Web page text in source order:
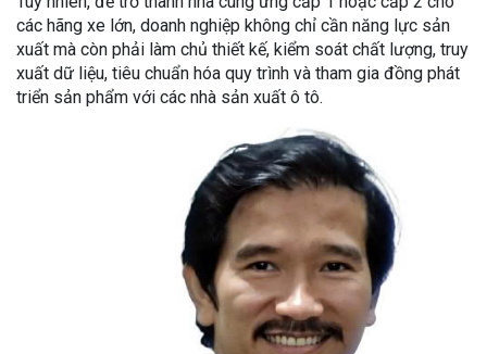
các hãng xe lớn, doanh nghiệp không chỉ cần năng lực sản
xuất mà còn phải làm chủ thiết kế, kiểm soát chất lượng, truy
xuất dữ liệu, tiêu chuẩn hóa quy trình và tham gia đồng phát
triển sản phẩm với các nhà sản xuất ô tô.